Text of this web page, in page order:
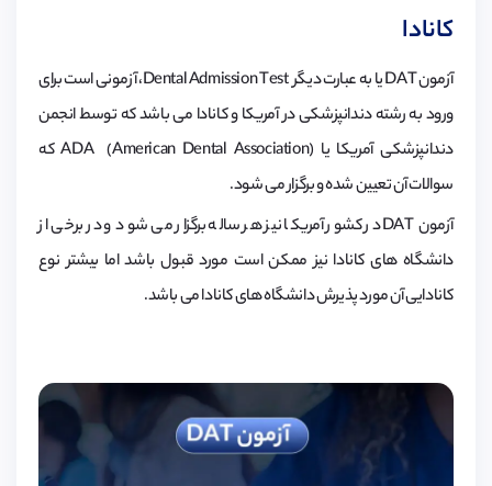
کانادا
آزمون DAT یا به عبارت دیگر Dental Admission Test، آزمونی است برای
ورود به رشته­ دندانپزشکی در آمریکا و کانادا می باشد که توسط انجمن
دندانپزشکی آمریکا یا ADA (American Dental Association) که
سوالات آن تعیین شده و برگزار می­ شود.
آزمون DAT در کشور آمریکا نیز هر ساله برگزار می شود و در برخی از
دانشگاه های کانادا نیز ممکن است مورد قبول باشد اما بیشتر نوع
کانادایی آن مورد پذیرش دانشگاه های کانادا می باشد.